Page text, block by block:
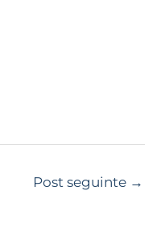
Post seguinte →